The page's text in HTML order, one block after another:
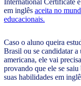
em inglês aceita no
educacionais.
Caso o aluno queira
Brasil ou se candidatar a
americana, ele vai
provando que ele se
suas habilidades em